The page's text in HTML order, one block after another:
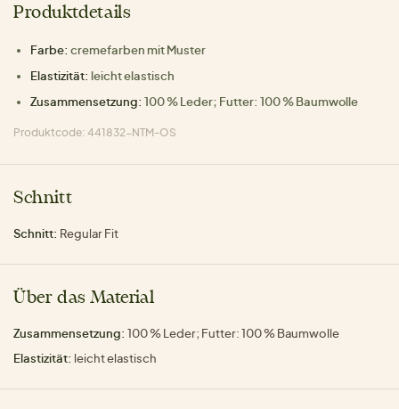
Produktdetails
Farbe: cremefarben mit Muster
Elastizität: leicht elastisch
Zusammensetzung: 100 % Leder; Futter: 100 % Baumwolle
Produktcode: 441832-NTM-OS
Schnitt
Schnitt: Regular Fit
Über das Material
Zusammensetzung: 100 % Leder; Futter: 100 % Baumwolle
Elastizität: leicht elastisch